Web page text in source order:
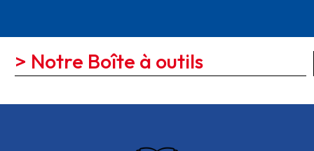
> Notre Boîte à outils